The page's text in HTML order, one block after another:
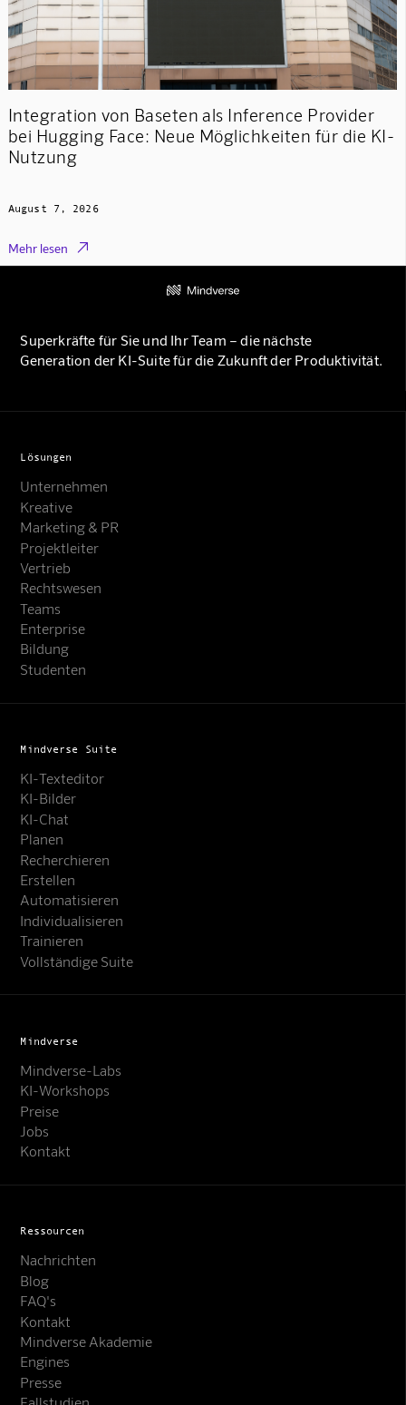
Online · KI-Assistent
Integration von Baseten als Inference Provider
bei Hugging Face: Neue Möglichkeiten für die KI-
Nutzung
August 7, 2026
Mehr lesen 
Superkräfte für Sie und Ihr Team – die nächste
Generation der KI-Suite für die Zukunft der Produktivität.
Lösungen
Unternehmen
Kreative
Marketing & PR
Projektleiter
Vertrieb
Rechtswesen
Teams
Enterprise
Bildung
Studenten
Mindverse Suite
KI-Texteditor
KI-Bilder
KI-Chat
Planen
Recherchieren
Erstellen
Automatisieren
Individualisieren
Trainieren
Vollständige Suite
Mindverse
Mindverse-Labs
KI-Workshops
Preise
Jobs
Kontakt
Ressourcen
Nachrichten
Blog
FAQ's
Kontakt
Mindverse Akademie
Engines
Presse